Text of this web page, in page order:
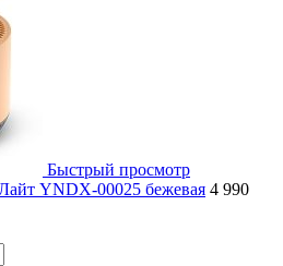
Быстрый просмотр
YNDX-00025 бежевая 4 990